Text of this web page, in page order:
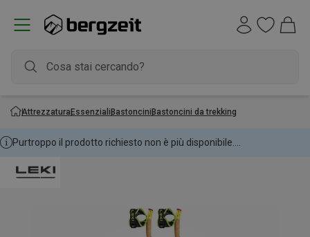
AttrezzaturaEssenzialiBastonciniBastoncini da trekking
Purtroppo il prodotto richiesto non è più disponibile....